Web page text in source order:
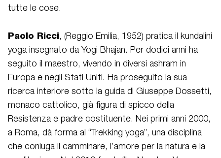
tutte le cose.
Paolo Ricci, (Reggio Emilia, 1952) pratica il kundalini
yoga insegnato da Yogi Bhajan. Per dodici anni ha
seguito il maestro, vivendo in diversi ashram in
Europa e negli Stati Uniti. Ha proseguito la sua
ricerca interiore sotto la guida di Giuseppe Dossetti,
monaco cattolico, già figura di spicco della
Resistenza e padre costituente. Nei primi anni 2000,
a Roma, dà forma al “Trekking yoga”, una disciplina
che coniuga il camminare, l’amore per la natura e la